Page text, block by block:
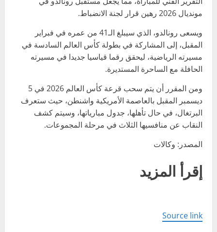
مونديال 2026 رهين قرار لجنة الانضباط.
ويسعى رونالدو، الذي سيبلغ الـ41 من عمره في فبراير
المقبل، إلى المشاركة في بطولة كأس العالم السادسة في
مسيرته الرياضية، ليحقق رقما قياسيا جديدا في مسيرته
الحافلة مع الساحرة المستديرة.
ومن المقرر أن يتم سحب قرعة كأس العالم 2026 في 5
ديسمبر المقبل بالعاصمة الأمريكية واشنطن، حيث ستعرف
البرتغال، في حال تأهلها، جدول مبارياتها، وسيتم كشف
النقاب عن منافسيها الثلاث في مرحلة المجموعات.
المصدر: وكالات
إقرأ المزيد
Source link